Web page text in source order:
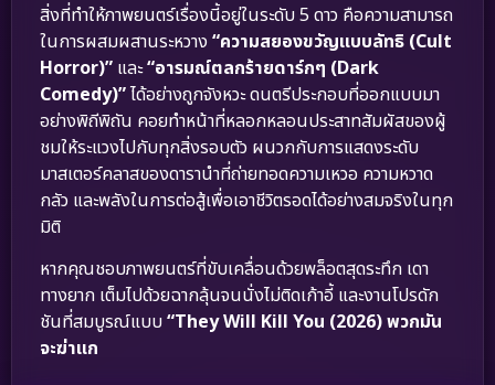
สิ่งที่ทำให้ภาพยนตร์เรื่องนี้อยู่ในระดับ 5 ดาว คือความสามารถ
ในการผสมผสานระหวาง “ความสยองขวัญแบบลัทธิ (Cult
Horror)” และ“อารมณ์ตลกร้ายดาร์กๆ (Dark
Comedy)”ได้อย่างถูกจังหวะ ดนตรีประกอบที่ออกแบบมา
อย่างพิถีพิถัน คอยทำหน้าที่หลอกหลอนประสาทสัมผัสของผู้
ชมให้ระแวงไปกับทุกสิ่งรอบตัว ผนวกกับการแสดงระดับ
มาสเตอร์คลาสของดารานำที่ถ่ายทอดความเหวอ ความหวาด
กลัว และพลังในการต่อสู้เพื่อเอาชีวิตรอดได้อย่างสมจริงในทุก
มิติ
หากคุณชอบภาพยนตร์ที่ขับเคลื่อนด้วยพล็อตสุดระทึก เดา
ทางยาก เต็มไปด้วยฉากลุ้นจนนั่งไม่ติดเก้าอี้ และงานโปรดัก
ชันที่สมบูรณ์แบบ“They Will Kill You (2026) พวกมัน
จะฆ่าแก